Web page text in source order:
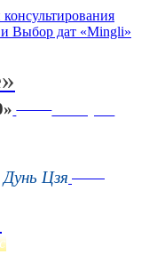
Выбор дат «Mingli»
16 августа
Цзя